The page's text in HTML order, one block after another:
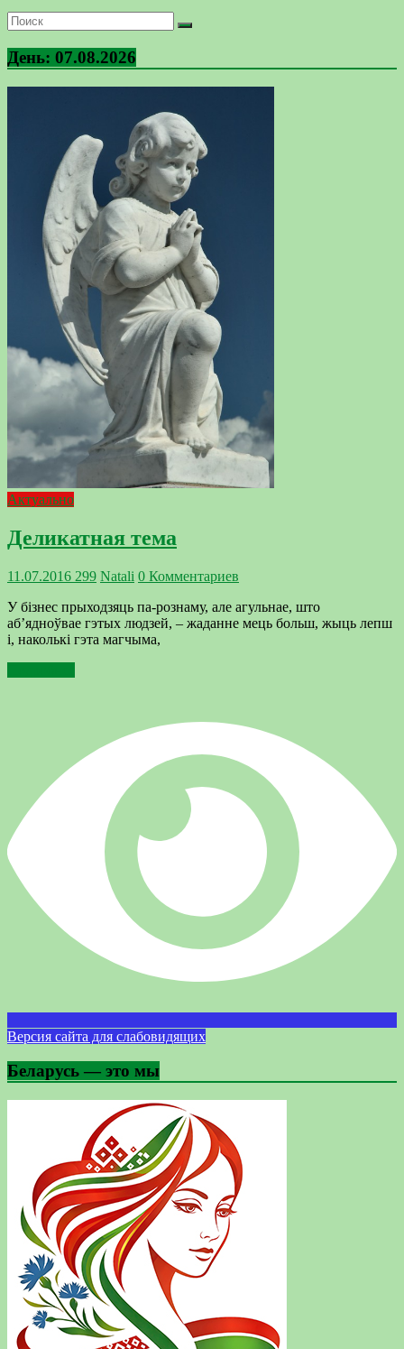
День: 07.08.2026
Актуально
Деликатная тема
11.07.2016 299 Natali 0 Комментариев
У бізнес прыходзяць па-рознаму, але агульнае, што
аб’ядноўвае гэтых людзей, – жаданне мець больш, жыць лепш
і, наколькі гэта магчыма,
Версия сайта для слабовидящих
Беларусь — это мы